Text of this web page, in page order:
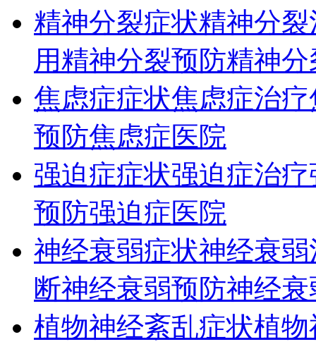
精神分裂症状精神分裂
用精神分裂预防精神
焦虑症症状焦虑症治疗
预防焦虑症医院
强迫症症状强迫症治疗
预防强迫症医院
神经衰弱症状神经衰弱
断神经衰弱预防神经
植物神经紊乱症状植物